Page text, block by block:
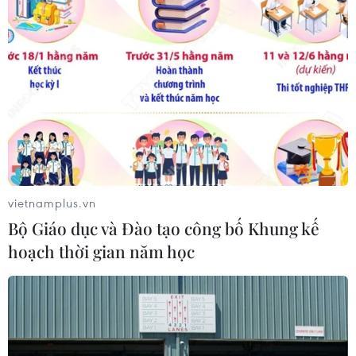
Xem thêm
CƠ QUAN CHỦ QUẢN: THÔNG TẤN XÃ VIỆT NAM
Tổng Biên tập: TRẦN TIẾN DUẨN
Sở hữu trí tuệ
Quy định sử dụng
Hỗ trợ
TTXVN
Dịch vụ tin
Quảng cáo
vietnamplus.vn
Bộ Giáo dục và Đào tạo công bố Khung kế
hoạch thời gian năm học